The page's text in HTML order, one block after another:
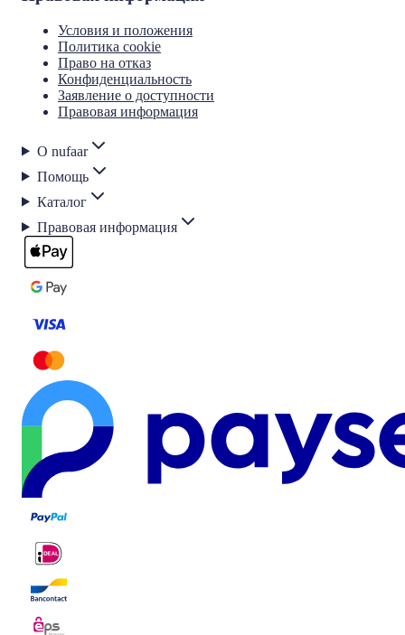
Условия и положения
Политика cookie
Право на отказ
Конфиденциальность
Заявление о доступности
Правовая информация
О nufaar
Помощь
Каталог
Правовая информация